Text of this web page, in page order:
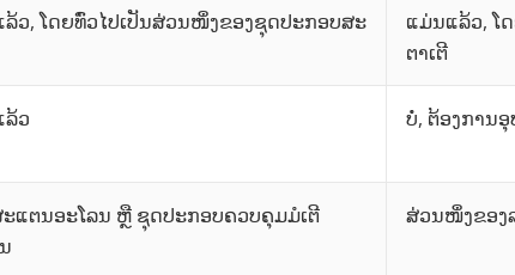
ວ, ໂດຍທົ່ວໄປເປັນສ່ວນໜຶ່ງຂອງຊຸດປະກອບສະ
ແມ່ນແລ້ວ, ໂ
ຕາເຕີ
ວ ບໍ່, ຕ້ອງການ
ແຕນອະໂລນ ຫຼື ຊຸດປະກອບຄວບຄຸມມໍເຕີ
ສ່ວນໜຶ່ງຂອງ